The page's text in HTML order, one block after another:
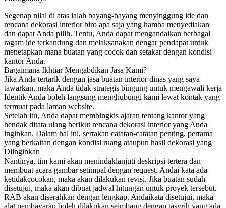
Segenap nilai di atas ialah bayang-bayang menyinggung ide dan
rencana dekorasi interior biro apa saja yang hamba menyediakan
dan dapat Anda pilih. Tentu, Anda dapat mengandaikan berbagai
ragam ide terkandung dan melaksanakan dengar pendapat untuk
menetapkan mana buatan yang cocok dan setakar dengan kondisi
kantor Anda.
Bagaimana Ikhtiar Mengabdikan Jasa Kami?
Jika Anda tertarik dengan jasa buatan interior dinas yang saya
tawarkan, maka Anda tidak strategis bingung untuk mengawali kerja
Identik Anda boleh langsung menghubungi kami lewat kontak yang
termuat pada laman website.
Setelah itu, Anda dapat membingkis ajaran tentang kantor yang
hendak ditata ulang berikut rencana dekorasi interior yang Anda
inginkan. Dalam hal ini, sertakan catatan-catatan penting, pertama
yang berkaitan dengan kondisi ruang ataupun hasil dekorasi yang
Diinginkan
Nantinya, tim kami akan menindaklanjuti deskripsi tertera dan
membuat acara gambar setimpal dengan request. Andai kata ada
ketidakcocokan, maka akan dilakukan revisi. Jika buatan sudah
disetujui, maka akan dibuat jadwal hitungan untuk proyek tersebut.
RAB akan diserahkan dengan lengkap. Andaikata disetujui, maka
alat pembayaran boleh dilakukan seimbang dengan tasyrih yang ada